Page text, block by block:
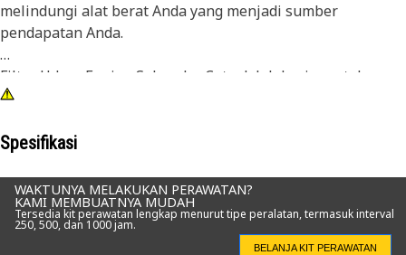
melindungi alat berat Anda yang menjadi sumber
pendapatan Anda.
Filter Udara Engine Sekunder Cat adalah baris pertahanan
terakhir Anda terhadap debu, kotoran, dan kontaminan
pendapatan Anda. Dengan fungsi untuk melindungi engine
utama, unit sekunder ini memainkan peran penting dalam
mencegah kerusakan akibat kontaminan.
Dibuat dari material tahan lama dan diproduksi untuk
Spesifikasi
WAKTUNYA MELAKUKAN PERAWATAN?
KAMI MEMBUATNYA MUDAH
Tersedia kit perawatan lengkap menurut tipe peralatan, termasuk interval
250, 500, dan 1000 jam.
BELANJA KIT PERAWATAN